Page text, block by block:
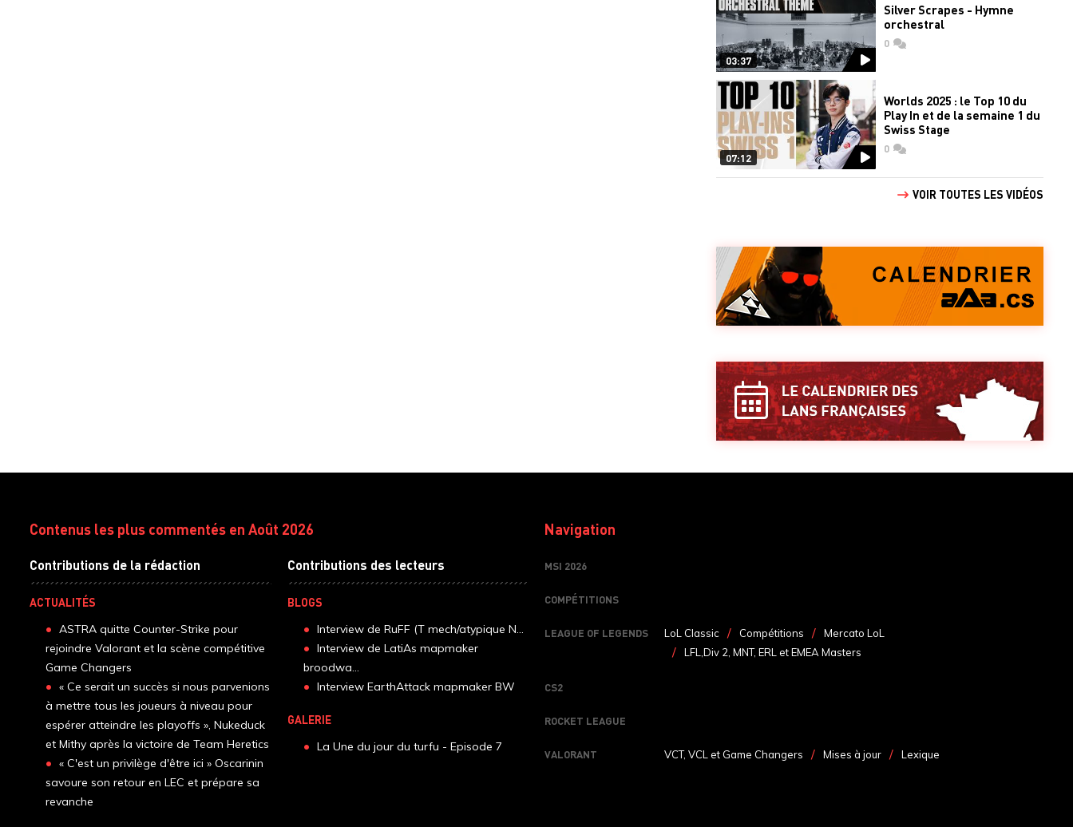
03:37
Silver Scrapes - Hymne
orchestral
0commentaires
07:12
Worlds 2025 : le Top 10 du
Play In et de la semaine 1 du
Swiss Stage
0commentaires
VOIR TOUTES LES VIDÉOS
Contenus les plus commentés en Août 2026
Contributions de la rédaction
ACTUALITÉS
ASTRA quitte Counter-Strike pour
rejoindre Valorant et la scène compétitive
Game Changers
« Ce serait un succès si nous parvenions
à mettre tous les joueurs à niveau pour
espérer atteindre les playoffs », Nukeduck
et Mithy après la victoire de Team Heretics
« C'est un privilège d'être ici » Oscarinin
savoure son retour en LEC et prépare sa
revanche
Contributions des lecteurs
BLOGS
Interview de RuFF (T mech/atypique N...
Interview de LatiAs mapmaker
broodwa...
Interview EarthAttack mapmaker BW
GALERIE
La Une du jour du turfu - Episode 7
Navigation
MSI 2026
COMPÉTITIONS
LEAGUE OF LEGENDS LoL Classic Compétitions
Mercato LoL
LFL,Div 2, MNT, ERL et EMEA Masters
CS2
ROCKET LEAGUE
VALORANT VCT, VCL et Game Changers Mises à jour Lexique